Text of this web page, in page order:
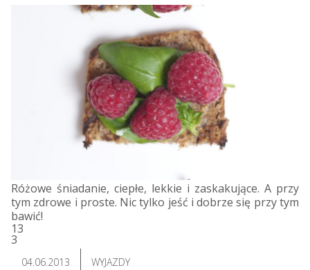
Różowe śniadanie, ciepłe, lekkie i zaskakujące. A przy
tym zdrowe i proste. Nic tylko jeść i dobrze się przy tym
bawić!
13
3
04.06.2013 WYJAZDY